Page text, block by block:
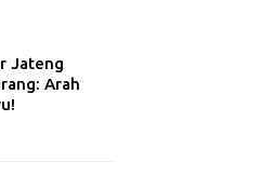
Jateng
Arah